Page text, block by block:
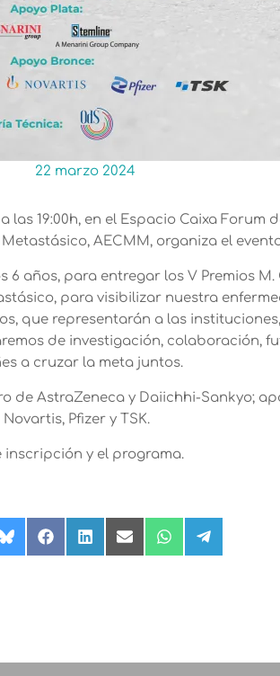
22 marzo 2024
las 19:00h, en el Espacio Caixa Forum
AECMM, organiza el
años, para entregar los V Premios
para visibilizar nuestra
que representarán a las
de investigación, colaboración,
a cruzar la meta juntos.
de AstraZeneca y Daiichhi-Sankyo;
Pfizer y TSK.
inscripción y el programa.
Compartir
en
Compartir
en
Compartir
en
Compartir
en
Compartir
en
Compartir
en